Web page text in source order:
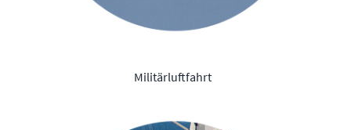
Militärluftfahrt